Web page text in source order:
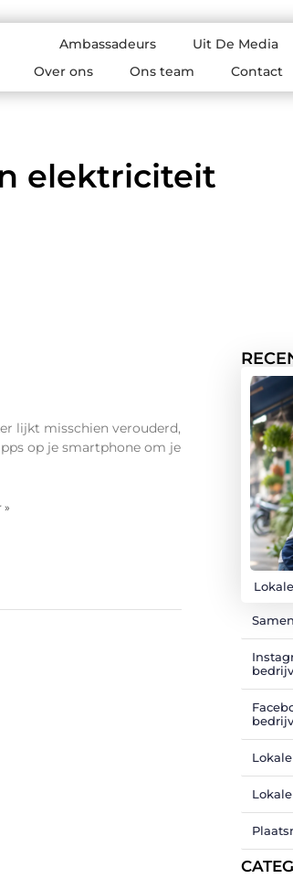
Ambassadeurs
Uit De Media
Over ons
Ons team Contact
elektriciteit
lijkt misschien verouderd,
op je smartphone om je
»